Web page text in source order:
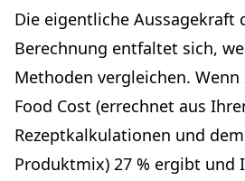
Die eigentliche Aussagekraft
Berechnung entfaltet sich,
Methoden vergleichen.
Food Cost (errechnet aus
Rezeptkalkulationen und
Produktmix) 27 % ergibt und